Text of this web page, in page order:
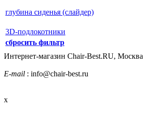
глубина сиденья (слайдер)
3D-подлокотники
сбросить фильтр
Интернет-магазин Chair-Best.RU, Москва
E-mail : info@chair-best.ru
x